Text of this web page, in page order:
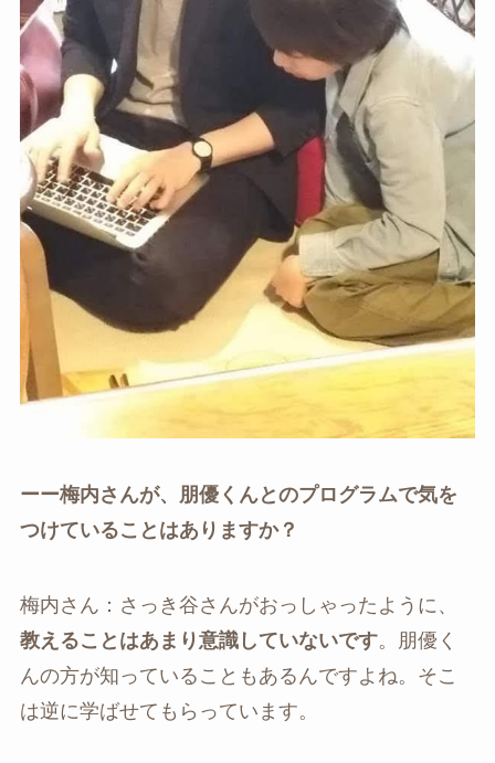
ーー梅内さんが、朋優くんとのプログラムで気を
つけていることはありますか？
梅内さん：さっき谷さんがおっしゃったように、
教えることはあまり意識していないです。
朋優く
んの方が知っていることもあるんですよね。そこ
は逆に学ばせてもらっています。